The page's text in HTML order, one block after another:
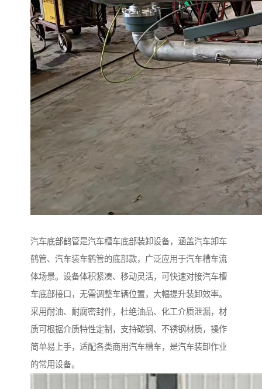
汽车底部鹤管是汽车槽车底部装卸设备，涵盖汽车卸车
鹤管、汽车装车鹤管的底部款，广泛应用于汽车槽车流
体场景。设备体积紧凑、移动灵活，可快速对接汽车槽
车底部接口，无需调整车辆位置，大幅提升装卸效率。
采用耐油、耐腐密封件，杜绝油品、化工介质泄漏，材
质可根据介质特性定制，支持碳钢、不锈钢材质，操作
简单易上手，适配各类商用汽车槽车，是汽车装卸作业
的常用设备。